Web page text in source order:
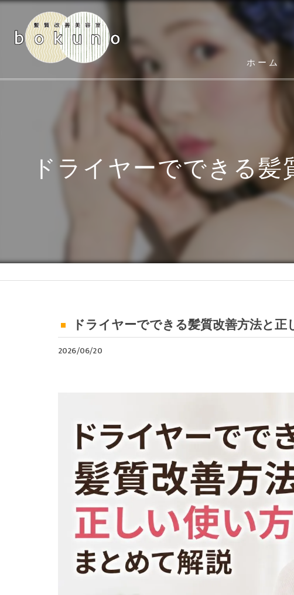
ホーム
ドライヤーでできる
ドライヤーでできる髪質改善方法と
2026/06/20